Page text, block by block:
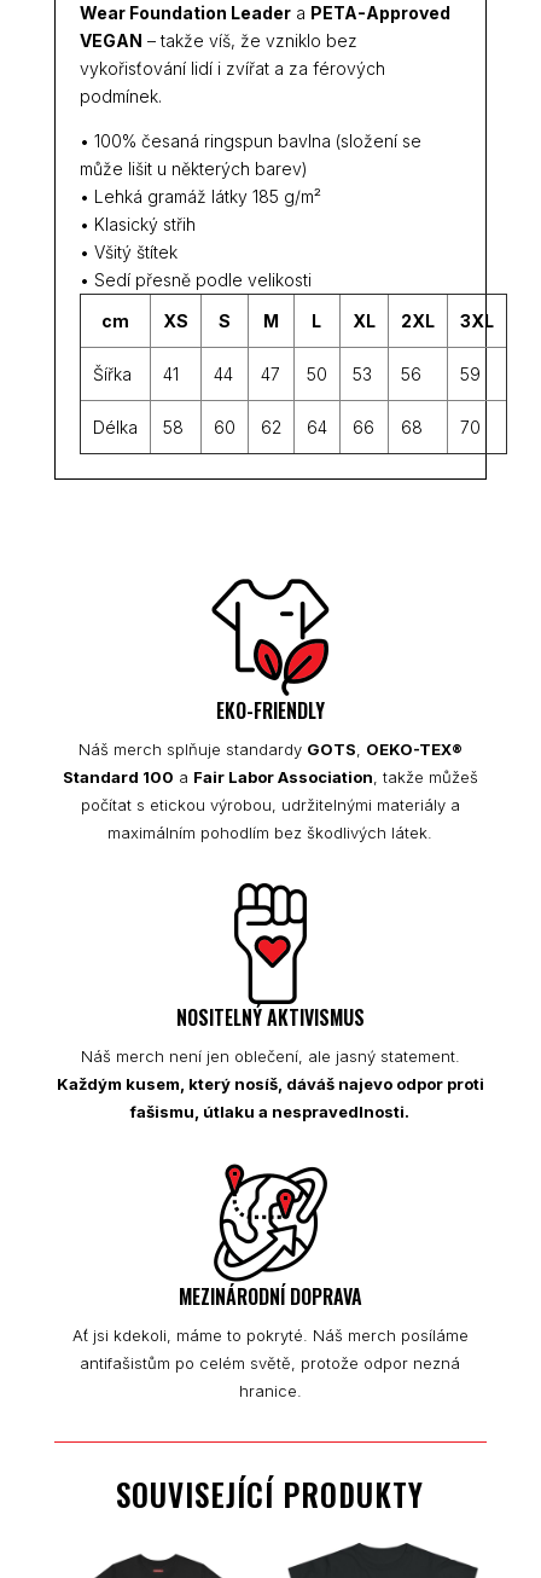
Wear Foundation Leadera PETA-Approved
VEGAN – takže víš, že vzniklo bez
vykořisťování lidí i zvířat a za férových
podmínek.
• 100% česaná ringspun bavlna (složení se
může lišit u některých barev)
• Lehká gramáž látky 185 g/m²
• Klasický střih
• Všitý štítek
• Sedí přesně podle velikosti
cm
XS S M L XL 2XL 3XL
Šířka 41 44 47 50 53 56 59
Délka 58 60 62 64 66 68 70
EKO-FRIENDLY
Náš merch splňuje standardy GOTS
OEKO-TEX®
Standard 100 a Fair Labor Association , takže můžeš
počítat s etickou výrobou, udržitelnými materiály a
maximálním pohodlím bez škodlivých látek.
NOSITELNÝ AKTIVISMUS
Náš merch není jen oblečení, ale jasný statement.
Každým kusem, který nosíš, dáváš najevo odpor proti
fašismu, útlaku a nespravedlnosti.
MEZINÁRODNÍ DOPRAVA
Ať jsi kdekoli, máme to pokryté. Náš merch posíláme
antifašistům po celém světě, protože odpor nezná
hranice.
SOUVISEJÍCÍ PRODUKTY